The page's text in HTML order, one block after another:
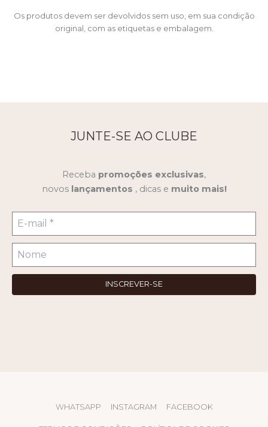
Os produtos devem ser devolvidos sem uso, em sua condição
original, com as etiquetas e embalagem.
JUNTE-SE AO CLUBE
Receba promoções exclusivas,
novos lançamentos , dicas e muito mais!
WHATSAPP INSTAGRAM FACEBOOK